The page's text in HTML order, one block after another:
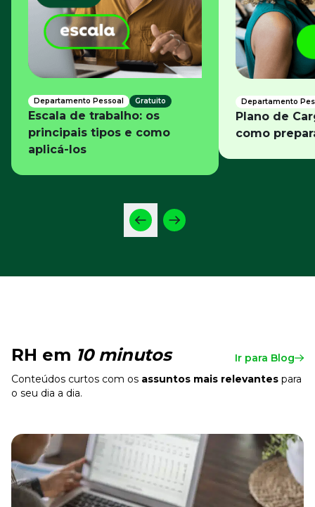
Departamento Pessoal Gratuito
Escala de trabalho: os
principais tipos e como
aplicá-los
Departamento
Plano de
como
RH em 10 minutos
Ir para Blog
Conteúdos curtos com os assuntos mais relevantes para
o seu dia a dia.